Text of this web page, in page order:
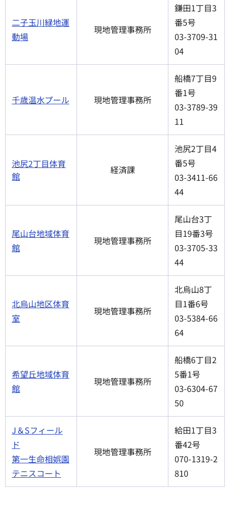
二子玉川緑地運
動場
現地管理事務所
鎌田1丁目3
番5号
03-3709-31
04
千歳温水プール 現地管理事務所
船橋7丁目9
番1号
03-3789-39
11
池尻2丁目体育
館
経済課
池尻2丁目4
番5号
03-3411-66
44
尾山台地域体育
館
現地管理事務所
尾山台3丁
目19番3号
03-3705-33
44
北烏山地区体育
室
現地管理事務所
北烏山8丁
目1番6号
03-5384-66
64
希望丘地域体育
館
現地管理事務所
船橋6丁目2
5番1号
03-6304-67
50
J＆Sフィール
ド
第一生命相娯園
テニスコート
現地管理事務所
給田1丁目3
番42号
070-1319-2
810